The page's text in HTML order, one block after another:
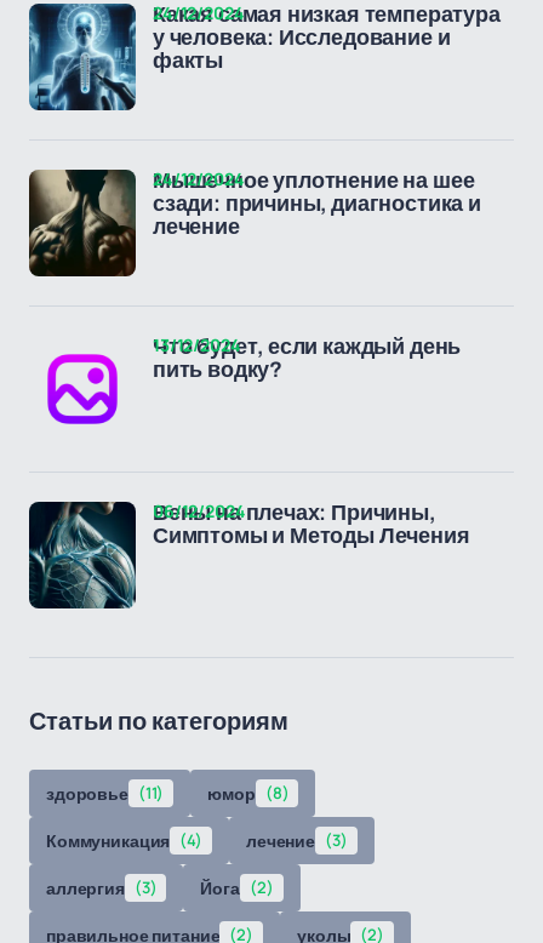
Какая самая низкая температура
у человека: Исследование и
факты
24/12/2024
Мышечное уплотнение на шее
сзади: причины, диагностика и
лечение
24/12/2024
Что будет, если каждый день
пить водку?
13/12/2024
Вены на плечах: Причины,
Симптомы и Методы Лечения
06/12/2024
Статьи по категориям
здоровье (11) юмор (8)
Коммуникация (4) лечение (3)
аллергия (3) Йога (2)
правильное питание (2) уколы (2)